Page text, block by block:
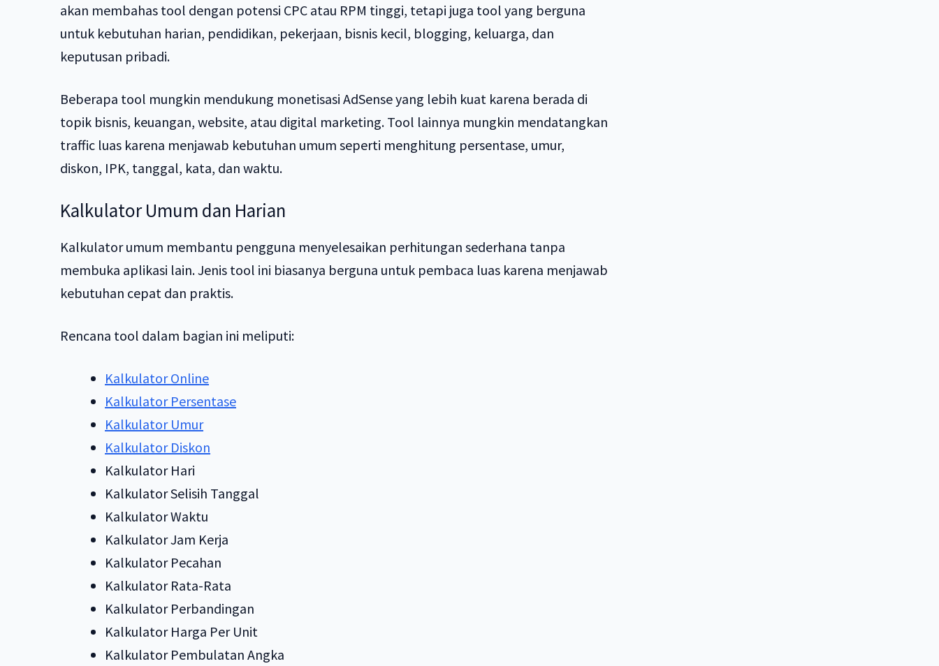
akan membahas tool dengan potensi CPC atau RPM tinggi, tetapi juga tool yang berguna
untuk kebutuhan harian, pendidikan, pekerjaan, bisnis kecil, blogging, keluarga, dan
keputusan pribadi.
Beberapa tool mungkin mendukung monetisasi AdSense yang lebih kuat karena berada di
topik bisnis, keuangan, website, atau digital marketing. Tool lainnya mungkin mendatangkan
traffic luas karena menjawab kebutuhan umum seperti menghitung persentase, umur,
diskon, IPK, tanggal, kata, dan waktu.
Kalkulator Umum dan Harian
Kalkulator umum membantu pengguna menyelesaikan perhitungan sederhana tanpa
membuka aplikasi lain. Jenis tool ini biasanya berguna untuk pembaca luas karena menjawab
kebutuhan cepat dan praktis.
Rencana tool dalam bagian ini meliputi:
Kalkulator Online
Kalkulator Persentase
Kalkulator Umur
Kalkulator Diskon
Kalkulator Hari
Kalkulator Selisih Tanggal
Kalkulator Waktu
Kalkulator Jam Kerja
Kalkulator Pecahan
Kalkulator Rata-Rata
Kalkulator Perbandingan
Kalkulator Harga Per Unit
Kalkulator Pembulatan Angka